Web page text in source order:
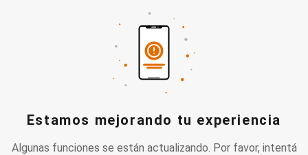
Estamos mejorando tu experiencia
Algunas funciones se están actualizando. Por favor, intentá